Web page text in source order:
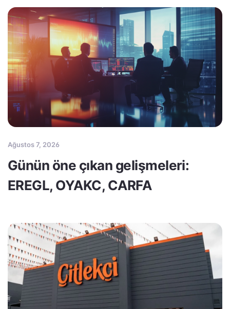
Ağustos 7, 2026
Günün öne çıkan gelişmeleri:
EREGL, OYAKC, CARFA